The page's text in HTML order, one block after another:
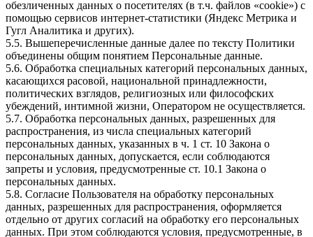
обезличенных данных о посетителях (в т.ч. файлов «cookie») с
помощью сервисов интернет-статистики (Яндекс Метрика и
Гугл Аналитика и других).
5.5. Вышеперечисленные данные далее по тексту Политики
объединены общим понятием Персональные данные.
5.6. Обработка специальных категорий персональных данных,
касающихся расовой, национальной принадлежности,
политических взглядов, религиозных или философских
убеждений, интимной жизни, Оператором не осуществляется.
5.7. Обработка персональных данных, разрешенных для
распространения, из числа специальных категорий
персональных данных, указанных в ч. 1 ст. 10 Закона о
персональных данных, допускается, если соблюдаются
запреты и условия, предусмотренные ст. 10.1 Закона о
персональных данных.
5.8. Согласие Пользователя на обработку персональных
данных, разрешенных для распространения, оформляется
отдельно от других согласий на обработку его персональных
данных. При этом соблюдаются условия, предусмотренные, в